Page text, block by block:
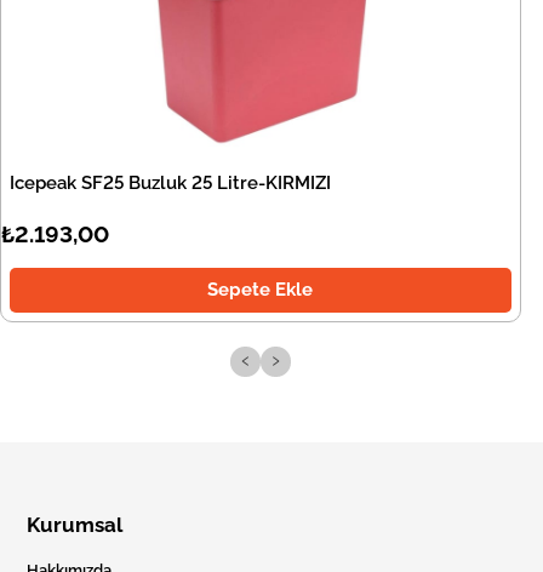
Icepeak SF25 Buzluk 25 Litre-KIRMIZI
₺2.193,00
Sepete Ekle
‹ ›
Kurumsal